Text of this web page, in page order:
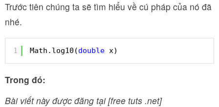
Trước tiên chúng ta sẽ tìm hiểu về cú pháp của nó đã
nhé.
1 Math.log10(double x)
Trong đó:
Bài viết này được đăng tại [free tuts .net]